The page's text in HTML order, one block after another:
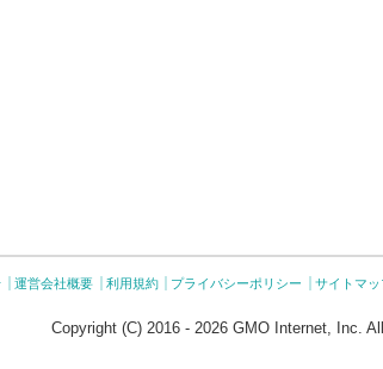
運営会社概要 利用規約 プライバシーポリシー サイトマッ
Copyright (C) 2016 - 2026 GMO Internet, Inc.